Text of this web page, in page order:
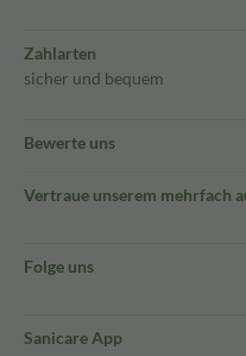
Zahlarten
sicher und bequem
Bewerte uns
Vertraue unserem mehrfach
Folge uns
Sanicare App